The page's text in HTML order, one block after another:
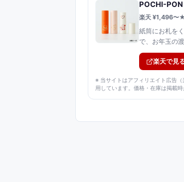
POCHI-PON
楽天 ¥1,496〜
紙筒にお札を
で、お年玉の
楽天で見
※ 当サイトはアフィリエイト広告
用しています。価格・在庫は掲載時